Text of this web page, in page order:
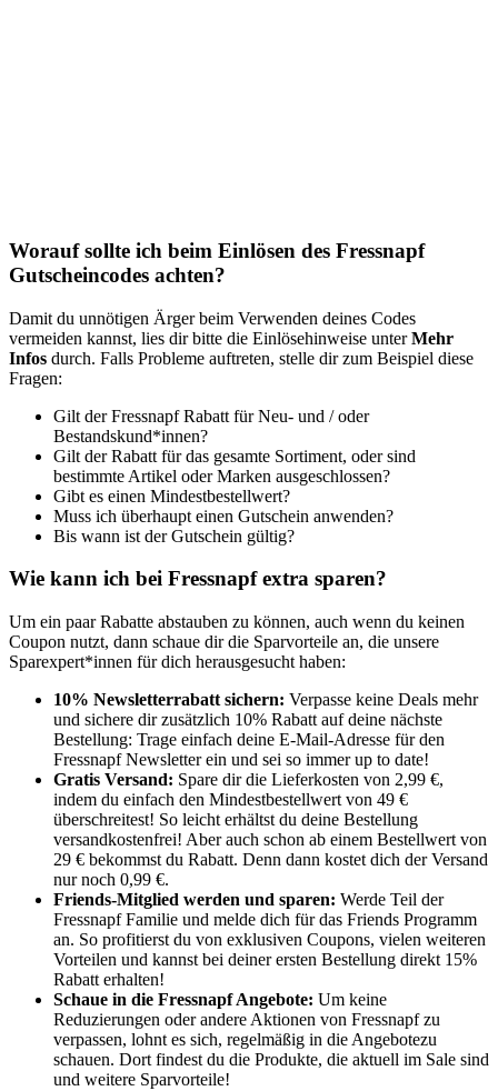
Worauf sollte ich beim Einlösen des Fressnapf
Gutscheincodes achten?
Damit du unnötigen Ärger beim Verwenden deines Codes
vermeiden kannst, lies dir bitte die Einlösehinweise unterMehr
Infos durch. Falls Probleme auftreten, stelle dir zum Beispiel diese
Fragen:
Gilt der Fressnapf Rabatt für Neu- und / oder
Bestandskund*innen?
Gilt der Rabatt für das gesamte Sortiment, oder sind
bestimmte Artikel oder Marken ausgeschlossen?
Gibt es einen Mindestbestellwert?
Muss ich überhaupt einen Gutschein anwenden?
Bis wann ist der Gutschein gültig?
Wie kann ich bei Fressnapf extra sparen?
Um ein paar Rabatte abstauben zu können, auch wenn du keinen
Coupon nutzt, dann schaue dir die Sparvorteile an, die unsere
Sparexpert*innen für dich herausgesucht haben:
10% Newsletterrabatt sichern: Verpasse keine Deals mehr
und sichere dir zusätzlich 10% Rabatt auf deine nächste
Bestellung: Trage einfach deine E-Mail-Adresse für den
Fressnapf Newsletter ein und sei so immer up to date!
Gratis Versand: Spare dir die Lieferkosten von 2,99 €,
indem du einfach den Mindestbestellwert von 49 €
überschreitest! So leicht erhältst du deine Bestellung
versandkostenfrei! Aber auch schon ab einem Bestellwert von
29 € bekommst du Rabatt. Denn dann kostet dich der Versand
nur noch 0,99 €.
Friends-Mitglied werden und sparen: Werde Teil der
Fressnapf Familie und melde dich für das Friends Programm
an. So profitierst du von exklusiven Coupons, vielen weiteren
Vorteilen und kannst bei deiner ersten Bestellung direkt 15%
Rabatt erhalten!
Schaue in die Fressnapf Angebote: Um keine
Reduzierungen oder andere Aktionen von Fressnapf zu
verpassen, lohnt es sich, regelmäßig in die Angebotezu
schauen. Dort findest du die Produkte, die aktuell im Sale sind
und weitere Sparvorteile!